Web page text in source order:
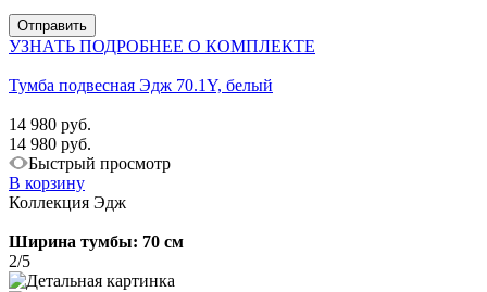
УЗНАТЬ ПОДРОБНЕЕ О КОМПЛЕКТЕ
Тумба подвесная Эдж 70.1Y, белый
14 980 руб.
14 980 руб.
Быстрый просмотр
В корзину
Коллекция Эдж
Ширина тумбы: 70 см
2/5